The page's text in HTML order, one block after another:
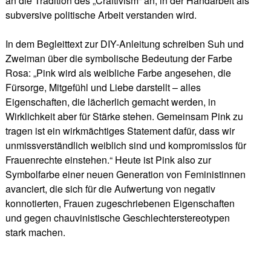
subversive politische Arbeit verstanden wird.
In dem Begleittext zur DIY-Anleitung schreiben Suh und
Zweiman über die symbolische Bedeutung der Farbe
Rosa: „Pink wird als weibliche Farbe angesehen, die
Fürsorge, Mitgefühl und Liebe darstellt – alles
Eigenschaften, die lächerlich gemacht werden, in
Wirklichkeit aber für Stärke stehen. Gemeinsam Pink zu
tragen ist ein wirkmächtiges Statement dafür, dass wir
unmissverständlich weiblich sind und kompromisslos für
Frauenrechte einstehen.“ Heute ist Pink also zur
Symbolfarbe einer neuen Generation von Feministinnen
avanciert, die sich für die Aufwertung von negativ
konnotierten, Frauen zugeschriebenen Eigenschaften
und gegen chauvinistische Geschlechterstereotypen
stark machen.